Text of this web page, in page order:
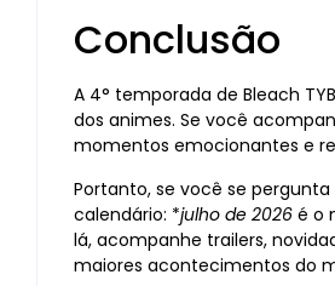
Conclusão
A 4° temporada de Bleach
dos animes. Se você
momentos emocionantes e
Portanto, se você se
calendário: *julho de 2026 é o
lá, acompanhe trailers,
maiores acontecimentos do